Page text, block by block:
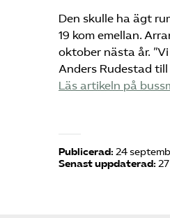
Den skulle ha ägt
19 kom emellan.
oktober nästa år.
Anders Rudestad
Läs artikeln på
Publicerad: 24
Senast uppdaterad: